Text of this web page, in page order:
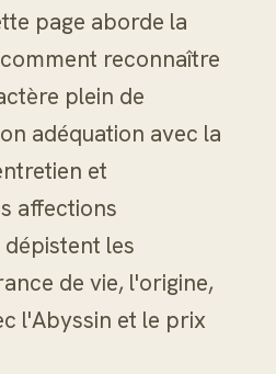
page aborde la
reconnaître
plein de
adéquation avec la
et
affections
les
de vie, l'origine,
l'Abyssin et le prix